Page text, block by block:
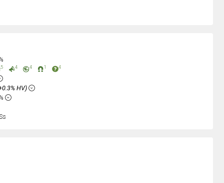
5 4 4 1 4
HV)